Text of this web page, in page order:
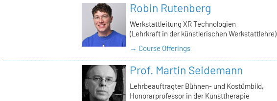
Robin Rutenberg
Werkstattleitung XR Technologien
(Lehrkraft in der künstlerischen Werkstattlehre)
→ Course Offerings
Prof. Martin Seidemann
Lehrbeauftragter Bühnen- und Kostümbild,
Honorarprofessor in der Kunsttherapie